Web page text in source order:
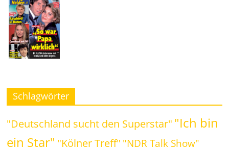
Schlagwörter
"Deutschland sucht den Superstar" "Ich bin
ein Star" "Kölner Treff" "NDR Talk Show"